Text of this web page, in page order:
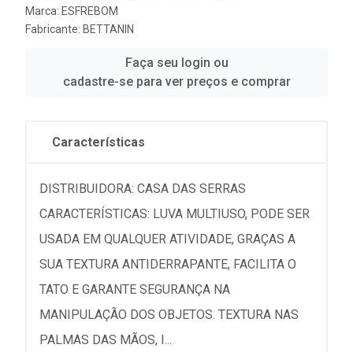
Marca: ESFREBOM
Fabricante: BETTANIN
Faça seu login ou
cadastre-se para ver preços e comprar
Características
DISTRIBUIDORA: CASA DAS SERRAS
CARACTERÍSTICAS: LUVA MULTIUSO, PODE SER
USADA EM QUALQUER ATIVIDADE, GRAÇAS A
SUA TEXTURA ANTIDERRAPANTE, FACILITA O
TATO E GARANTE SEGURANÇA NA
MANIPULAÇÃO DOS OBJETOS. TEXTURA NAS
PALMAS DAS MÃOS, I...